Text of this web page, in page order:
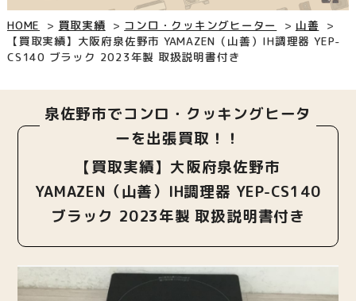
HOME 買取実績 コンロ・クッキングヒーター
山善
【買取実績】大阪府泉佐野市 YAMAZEN（山善）IH調理器 YEP-
CS140 ブラック 2023年製 取扱説明書付き
泉佐野市でコンロ・クッキングヒータ
ーを出張買取！！
【買取実績】大阪府泉佐野市
YAMAZEN（山善）IH調理器 YEP-CS140
ブラック 2023年製 取扱説明書付き